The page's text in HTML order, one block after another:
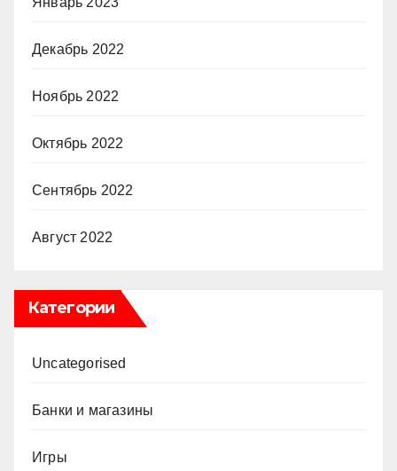
Декабрь 2022
Ноябрь 2022
Октябрь 2022
Сентябрь 2022
Август 2022
Категории
Uncategorised
Банки и магазины
Игры